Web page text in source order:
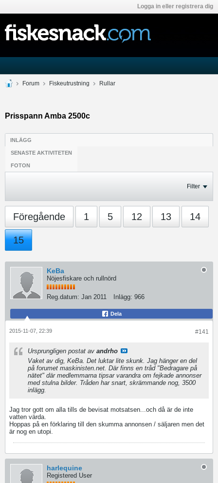
Logga in eller registrera dig
Forum Fiskeutrustning Rullar
Prisspann Amba 2500c
INLÄGG
SENASTE AKTIVITETEN
FOTON
Filter
Föregående 1 5 12 13 14
15
KeBa
Nöjesfiskare och rullnörd
Reg.datum: Jan 2011 Inlägg: 966
Dela
#141
2015-11-07, 22:39
Ursprungligen postat av andrho
Vaket av dig, KeBa. Det luktar lite skunk. Jag hänger en del
på forumet maskinisten.net. Där finns en tråd "Bedragare på
nätet" där medlemmarna tipsar varandra om fejkade annonser
med stulna bilder. Tråden har snart, skrämmande nog, 3500
inlägg.
Jag tror gott om alla tills de bevisat motsatsen...och då är de inte
vatten värda.
Hoppas på en förklaring till den skumma annonsen / säljaren men det
är nog en utopi.
harlequine
Registered User